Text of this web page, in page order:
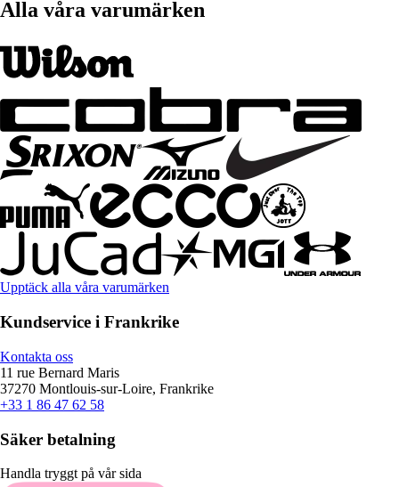
Alla våra varumärken
Upptäck alla våra varumärken
Kundservice i Frankrike
Kontakta oss
11 rue Bernard Maris
37270 Montlouis-sur-Loire, Frankrike
+33 1 86 47 62 58
Säker betalning
Handla tryggt på vår sida